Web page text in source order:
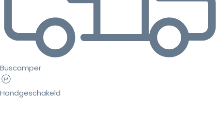
Buscamper
Handgeschakeld